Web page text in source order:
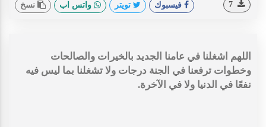
فيسبوك تويتر واتس اب نسخ
اللهم اشغلنا في عامنا الجديد بالخيرات والصالحات
وخطوات ترفعنا في الجنة درجات ولا تشغلنا بما ليس فيه
نفعًا في الدنيا ولا في الآخرة.